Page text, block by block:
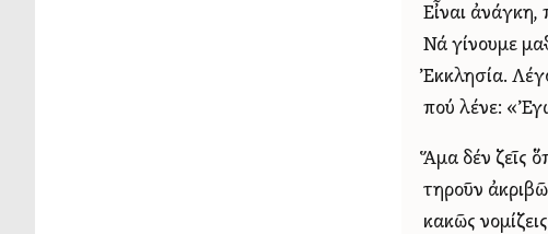
Εἶναι
Νά γίνουμε
Ἐκκλησία.
πού λένε:
Ἅμα δέν ζεῖς
τηροῦν
κακῶς